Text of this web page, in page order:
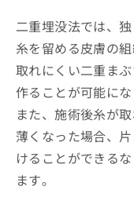
二重埋没法では、独
糸を留める皮膚の
取れにくい二重ま
作ることが可能にな
また、施術後糸が
薄くなった場合、
けることができる
ます。